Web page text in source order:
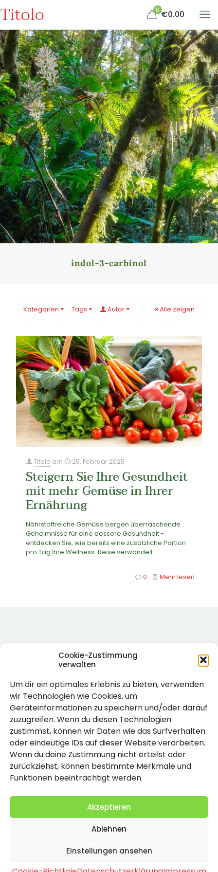
Cookie-Zustimmung
verwalten
Um dir ein optimales Erlebnis zu bieten, verwenden
wir Technologien wie Cookies, um
Geräteinformationen zu speichern und/oder darauf
zuzugreifen. Wenn du diesen Technologien
zustimmst, können wir Daten wie das Surfverhalten
oder eindeutige IDs auf dieser Website verarbeiten.
Wenn du deine Zustimmung nicht erteilst oder
zurückziehst, können bestimmte Merkmale und
Funktionen beeinträchtigt werden.
Akzeptieren
Ablehnen
Einstellungen ansehen
Titolo 0 €0.00
indol-3-carbinol
Kategorien Tags Autor Alle zeigen
Titolo am 25. Februar 2025
Steigern Sie Ihre Gesundheit
mit mehr Gemüse in Ihrer
Ernährung
Nährstoffreiche Gemüse bergen überraschende
Geheimnisse für eine bessere Gesundheit -
entdecken Sie, wie bereits eine zusätzliche Portion
pro Tag Ihre Wellness-Reise verwandelt.
0 Mehr lesen
Rechtlich
Impressum
Datenschutzerklärung
Cookie-Richtlinie (EU)